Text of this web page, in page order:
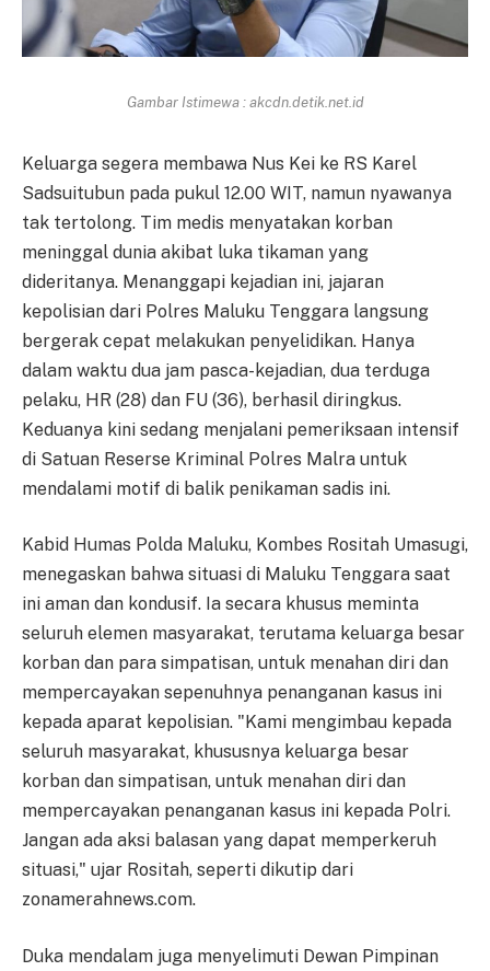
Gambar Istimewa : akcdn.detik.net.id
Keluarga segera membawa Nus Kei ke RS Karel
Sadsuitubun pada pukul 12.00 WIT, namun nyawanya
tak tertolong. Tim medis menyatakan korban
meninggal dunia akibat luka tikaman yang
dideritanya. Menanggapi kejadian ini, jajaran
kepolisian dari Polres Maluku Tenggara langsung
bergerak cepat melakukan penyelidikan. Hanya
dalam waktu dua jam pasca-kejadian, dua terduga
pelaku, HR (28) dan FU (36), berhasil diringkus.
Keduanya kini sedang menjalani pemeriksaan intensif
di Satuan Reserse Kriminal Polres Malra untuk
mendalami motif di balik penikaman sadis ini.
Kabid Humas Polda Maluku, Kombes Rositah Umasugi,
menegaskan bahwa situasi di Maluku Tenggara saat
ini aman dan kondusif. Ia secara khusus meminta
seluruh elemen masyarakat, terutama keluarga besar
korban dan para simpatisan, untuk menahan diri dan
mempercayakan sepenuhnya penanganan kasus ini
kepada aparat kepolisian. "Kami mengimbau kepada
seluruh masyarakat, khususnya keluarga besar
korban dan simpatisan, untuk menahan diri dan
mempercayakan penanganan kasus ini kepada Polri.
Jangan ada aksi balasan yang dapat memperkeruh
situasi," ujar Rositah, seperti dikutip dari
zonamerahnews.com.
Duka mendalam juga menyelimuti Dewan Pimpinan